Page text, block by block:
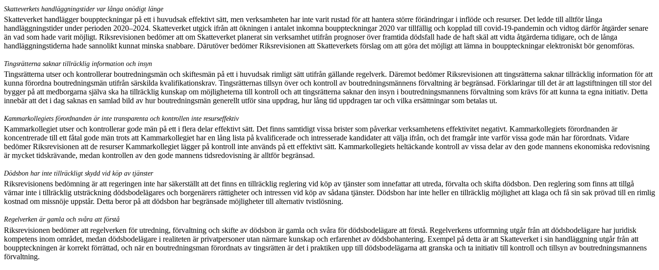
Skatteverkets handläggningstider var långa onödigt länge
Skatteverket handlägger bouppteckningar på ett i huvudsak effektivt sätt, men verksamheten har inte varit rustad för att hantera större förändringar i inflöde och resurser. Det ledde till alltför långa
handläggningstider under perioden 2020–2024. Skatteverket utgick ifrån att ökningen i antalet inkomna bouppteckningar 2020 var tillfällig och kopplad till covid-19-pandemin och vidtog därför åtgärder senare
än vad som hade varit möjligt. Riksrevisionen bedömer att om Skatteverket planerat sin verksamhet utifrån prognoser över framtida dödsfall hade de haft skäl att vidta åtgärderna tidigare, och de långa
handläggningstiderna hade sannolikt kunnat minska snabbare. Därutöver bedömer Riksrevisionen att Skatteverkets förslag om att göra det möjligt att lämna in bouppteckningar elektroniskt bör genomföras.
Tingsrätterna saknar tillräcklig information och insyn
Tingsrätterna utser och kontrollerar boutredningsmän och skiftesmän på ett i huvudsak rimligt sätt utifrån gällande regelverk. Däremot bedömer Riksrevisionen att tingsrätterna saknar tillräcklig information för att
kunna förordna boutredningsmän utifrån särskilda kvalifikationskrav. Tingsrätternas tillsyn över och kontroll av boutredningsmännens förvaltning är begränsad. Förklaringar till det är att lagstiftningen till stor del
bygger på att medborgarna själva ska ha tillräcklig kunskap om möjligheterna till kontroll och att tingsrätterna saknar den insyn i boutredningsmannens förvaltning som krävs för att kunna ta egna initiativ. Detta
innebär att det i dag saknas en samlad bild av hur boutredningsmän generellt utför sina uppdrag, hur lång tid uppdragen tar och vilka ersättningar som betalas ut.
Kammarkollegiets förordnanden är inte transparenta och kontrollen inte resurseffektiv
Kammarkollegiet utser och kontrollerar gode män på ett i flera delar effektivt sätt. Det finns samtidigt vissa brister som påverkar verksamhetens effektivitet negativt. Kammarkollegiets förordnanden är
koncentrerade till ett fåtal gode män trots att Kammarkollegiet har en lång lista på kvalificerade och intresserade kandidater att välja ifrån, och det framgår inte varför vissa gode män har förordnats. Vidare
bedömer Riksrevisionen att de resurser Kammarkollegiet lägger på kontroll inte används på ett effektivt sätt. Kammarkollegiets heltäckande kontroll av vissa delar av den gode mannens ekonomiska redovisning
är mycket tidskrävande, medan kontrollen av den gode mannens tidsredovisning är alltför begränsad.
Dödsbon har inte tillräckligt skydd vid köp av tjänster
Riksrevisionens bedömning är att regeringen inte har säkerställt att det finns en tillräcklig reglering vid köp av tjänster som innefattar att utreda, förvalta och skifta dödsbon. Den reglering som finns att tillgå
värnar inte i tillräcklig utsträckning dödsbodelägares och borgenärers rättigheter och intressen vid köp av sådana tjänster. Dödsbon har inte heller en tillräcklig möjlighet att klaga och få sin sak prövad till en rimlig
kostnad om missnöje uppstår. Detta beror på att dödsbon har begränsade möjligheter till alternativ tvistlösning.
Regelverken är gamla och svåra att förstå
Riksrevisionen bedömer att regelverken för utredning, förvaltning och skifte av dödsbon är gamla och svåra för dödsbodelägare att förstå. Regelverkens utformning utgår från att dödsbodelägare har juridisk
kompetens inom området, medan dödsbodelägare i realiteten är privatpersoner utan närmare kunskap och erfarenhet av dödsbohantering. Exempel på detta är att Skatteverket i sin handläggning utgår från att
bouppteckningen är korrekt förrättad, och när en boutredningsman förordnats av tingsrätten är det i praktiken upp till dödsbodelägarna att granska och ta initiativ till kontroll och tillsyn av boutredningsmannens
förvaltning.